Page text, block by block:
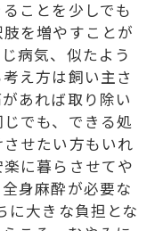
ことを少しでも
を増やすことが
病気、似たよう
え方は飼い主さ
あれば取り除い
でも、できる処
せたい方もいれ
に暮らさせてや
身麻酔が必要な
に大きな負担とな